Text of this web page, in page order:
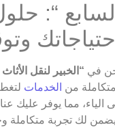
“:
في “الخبير لنقل
من الخدمات
الياء، مما يوفر عليك
لك تجربة متكاملة